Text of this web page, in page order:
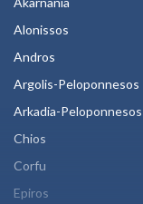
Alonissos
Andros
Argolis-Peloponnesos
Arkadia-Peloponnesos
Chios
Corfu
Epiros